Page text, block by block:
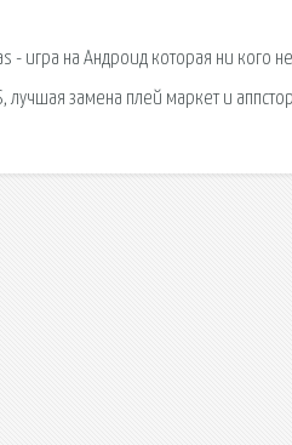
- игра на Андроид которая ни кого
лучшая замена плей маркет и